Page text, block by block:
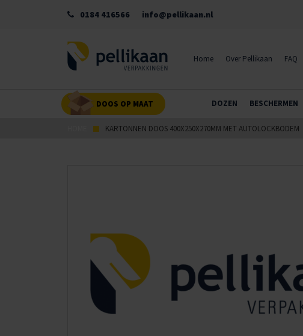
0184 416566 info@pellikaan.nl
Home Over Pellikaan FAQ
DOZEN BESCHERMEN
DOOS OP MAAT
KARTONNEN DOOS 400X250X270MM MET AUTOLOCKBODEM